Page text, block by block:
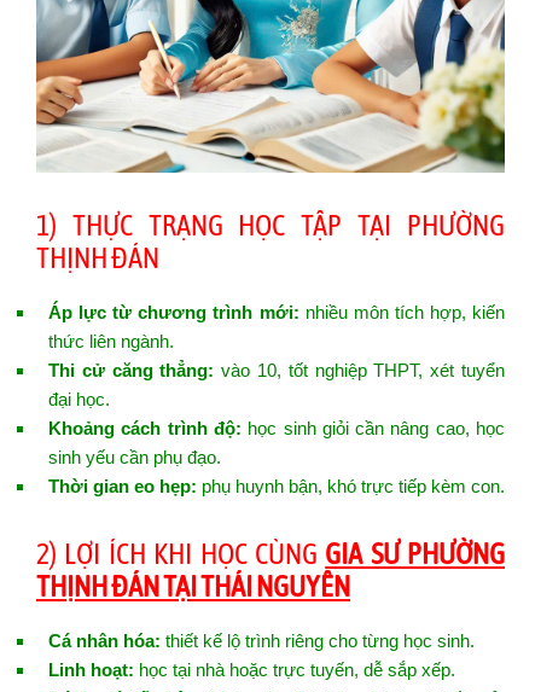
1) THỰC TRẠNG HỌC TẬP TẠI PHƯỜNG
THỊNH ĐÁN
Áp lực từ chương trình mới: nhiều môn tích hợp, kiến
thức liên ngành.
Thi cử căng thẳng: vào 10, tốt nghiệp THPT, xét tuyển
đại học.
Khoảng cách trình độ: học sinh giỏi cần nâng cao, học
sinh yếu cần phụ đạo.
Thời gian eo hẹp: phụ huynh bận, khó trực tiếp kèm con.
2) LỢI ÍCH KHI HỌC CÙNG GIA SƯ PHƯỜNG
THỊNH ĐÁN TẠI THÁI NGUYÊN
Cá nhân hóa: thiết kế lộ trình riêng cho từng học sinh.
Linh hoạt: học tại nhà hoặc trực tuyến, dễ sắp xếp.